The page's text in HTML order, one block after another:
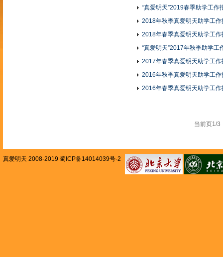
“真爱明天”2019春季助学工作
2018年秋季真爱明天助学工作
2018年春季真爱明天助学工作
“真爱明天”2017年秋季助学工
2017年春季真爱明天助学工作
2016年秋季真爱明天助学工作
2016年春季真爱明天助学工作
当前页
真爱明天 2008-2019 蜀ICP备14014039号-2